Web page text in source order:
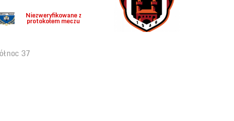
Niezweryfikowane z
protokołem meczu
37